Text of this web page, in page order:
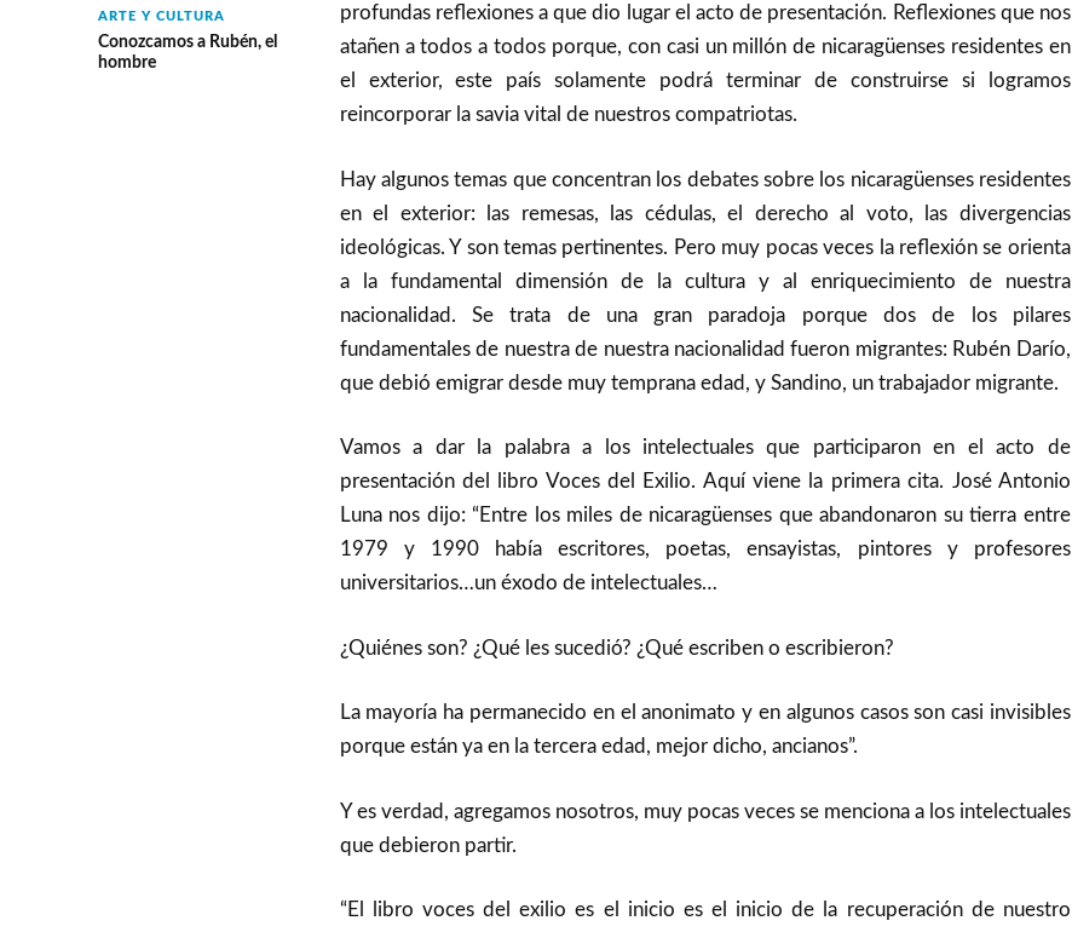
ARTE Y CULTURA
Conozcamos a Rubén, el
hombre
profundas reflexiones a que dio lugar el acto de presentación. Reflexiones que nos
atañen a todos a todos porque, con casi un millón de nicaragüenses residentes en
el exterior, este país solamente podrá terminar de construirse si logramos
reincorporar la savia vital de nuestros compatriotas.
Hay algunos temas que concentran los debates sobre los nicaragüenses residentes
en el exterior: las remesas, las cédulas, el derecho al voto, las divergencias
ideológicas. Y son temas pertinentes. Pero muy pocas veces la reflexión se orienta
a la fundamental dimensión de la cultura y al enriquecimiento de nuestra
nacionalidad. Se trata de una gran paradoja porque dos de los pilares
fundamentales de nuestra de nuestra nacionalidad fueron migrantes: Rubén Darío,
que debió emigrar desde muy temprana edad, y Sandino, un trabajador migrante.
Vamos a dar la palabra a los intelectuales que participaron en el acto de
presentación del libro Voces del Exilio. Aquí viene la primera cita. José Antonio
Luna nos dijo: “Entre los miles de nicaragüenses que abandonaron su tierra entre
1979 y 1990 había escritores, poetas, ensayistas, pintores y profesores
universitarios…un éxodo de intelectuales…
¿Quiénes son? ¿Qué les sucedió? ¿Qué escriben o escribieron?
La mayoría ha permanecido en el anonimato y en algunos casos son casi invisibles
porque están ya en la tercera edad, mejor dicho, ancianos”.
Y es verdad, agregamos nosotros, muy pocas veces se menciona a los intelectuales
que debieron partir.
“El libro voces del exilio es el inicio es el inicio de la recuperación de nuestro